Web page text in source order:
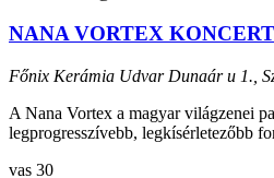
NANA VORTEX KONCERT
Főnix Kerámia Udvar Dunaár u 1.,
A Nana Vortex a magyar világzenei
legprogresszívebb, legkísérletezőbb
vas 30